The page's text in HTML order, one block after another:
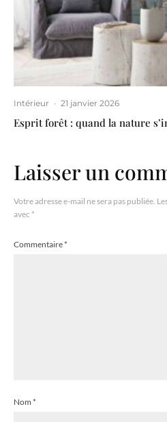
Intérieur · 21 janvier 2026
Esprit forêt : quand la nature
Laisser un
Votre adresse e-mail ne sera pas publiée.
avec *
Commentaire*
Nom *